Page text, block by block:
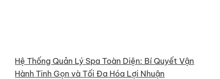
Hệ Thống Quản Lý Spa Toàn Diện: Bí Quyết Vận
Hành Tinh Gọn và Tối Đa Hóa Lợi Nhuận